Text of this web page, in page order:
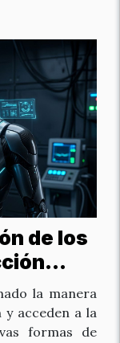
de los
la manera
y acceden a la
formas de